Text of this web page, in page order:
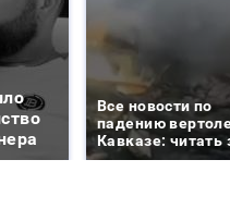
Все новости по
падению
Кавказе: читать